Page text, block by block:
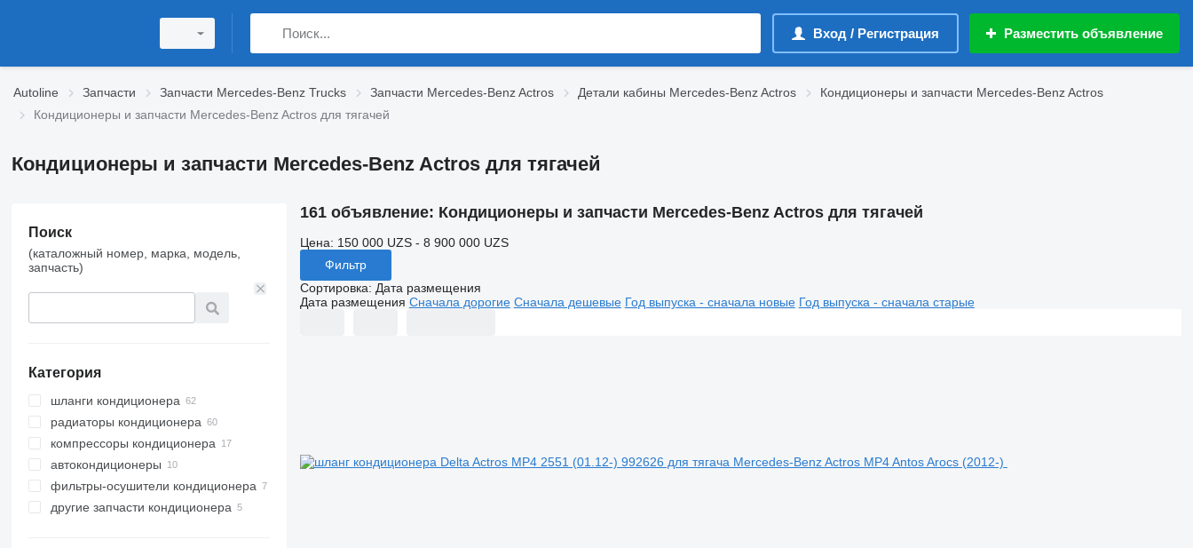
Вход / Регистрация Разместить объявление
Autoline Запчасти Запчасти Mercedes-Benz Trucks Запчасти Mercedes-Benz Actros Детали кабины Mercedes-Benz Actros
Кондиционеры и запчасти Mercedes-Benz Actros
Кондиционеры и запчасти Mercedes-Benz Actros для тягачей
Кондиционеры и запчасти Mercedes-Benz Actros для тягачей
Поиск
(каталожный номер, марка, модель,
запчасть)
Категория
шланги кондиционера
радиаторы кондиционера
компрессоры кондиционера
автокондиционеры
фильтры-осушители кондиционера
другие запчасти кондиционера
161 объявление: Кондиционеры и запчасти Mercedes-Benz Actros для тягачей
Цена: 150 000 UZS - 8 900 000 UZS
Фильтр
Сортировка: Дата размещения
Дата размещения Сначала дорогие Сначала дешевые Год выпуска - сначала новые Год выпуска - сначала старые